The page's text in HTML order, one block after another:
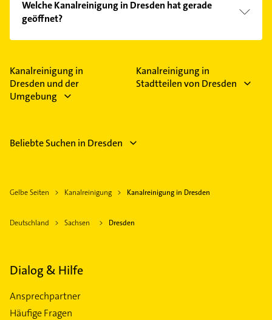
Kundenmeinungen und profitieren Sie von den
Empfehlungen. Die Suchergebnisse können Sie sich
einfach nachBewertungensortiert anzeigen lassen.
Welche Kanalreinigung in Dresden hat gerade
geöffnet?
Im Anbieter-Bereich finden Sie alleÖffnungszeiten.
Feiertagen abweichen können.
Kanalreinigung in
Dresden und der
Umgebung
Kanalreinigung in
Stadtteilen von Dresden
Beliebte Suchen in Dresden
Gelbe Seiten Kanalreinigung Kanalreinigung in Dresden
Deutschland Sachsen Dresden
Dialog & Hilfe
Ansprechpartner
Häufige Fragen